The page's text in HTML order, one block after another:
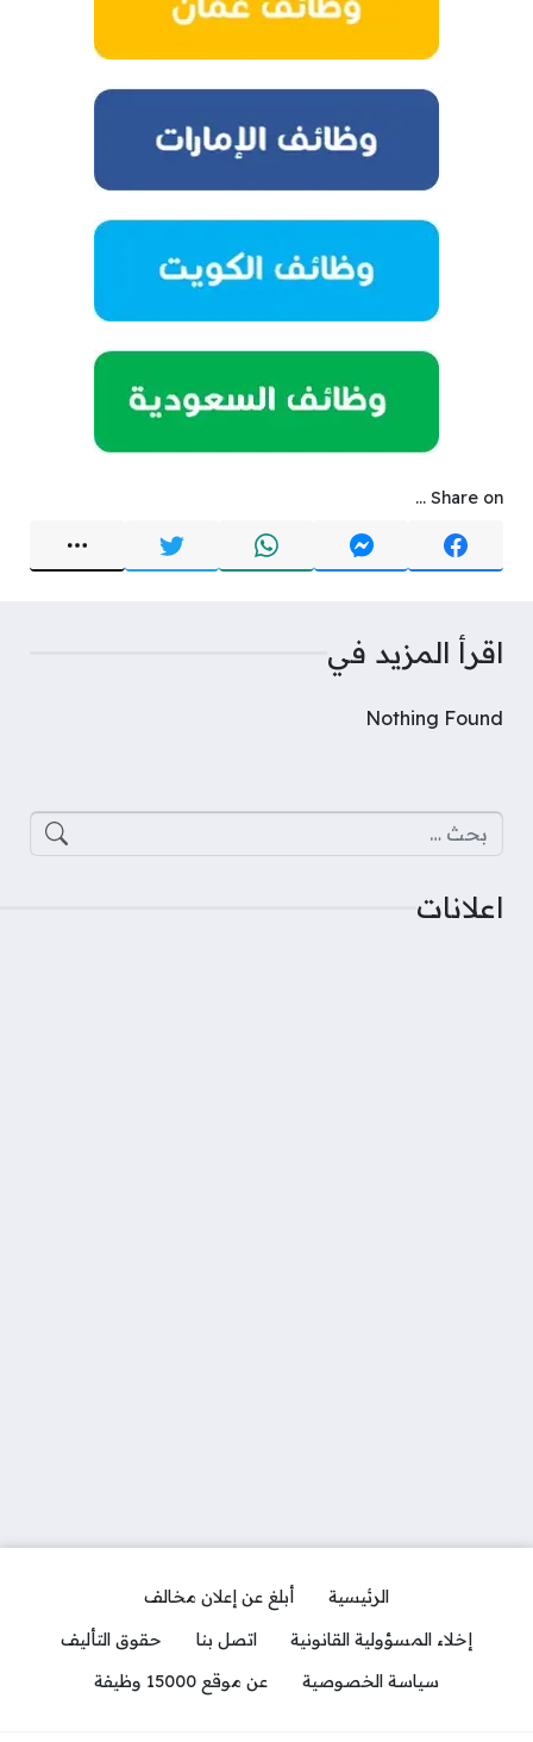
Share on ...
اقرأ المزيد في
Nothing Found
البحث عن:
اعلانات
الرئيسية
أبلغ عن إعلان مخالف
إخلاء المسؤولية القانونية
اتصل بنا
حقوق التأليف
سياسة الخصوصية
عن موقع 15000 وظيفة